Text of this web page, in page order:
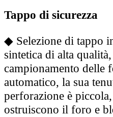
Tappo di sicurezza
◆ Selezione di tappo
sintetica di alta
campionamento delle
automatico, la sua
perforazione è
ostruiscono il foro e